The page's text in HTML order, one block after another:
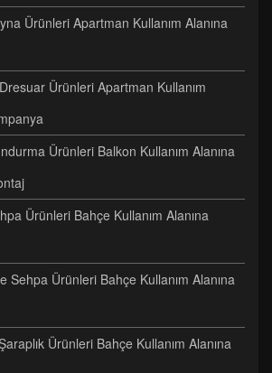
Ürünleri Apartman Kullanım Alanına
Ürünleri Apartman Kullanım
Ürünleri Balkon Kullanım Alanına
Ürünleri Bahçe Kullanım Alanına
Sehpa Ürünleri Bahçe Kullanım Alanına
Ürünleri Bahçe Kullanım Alanına